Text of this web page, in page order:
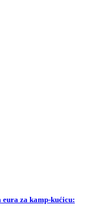
za kamp-kućicu: